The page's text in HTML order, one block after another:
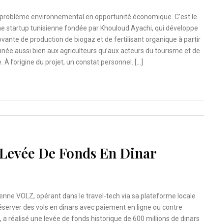
environnemental en opportunité économique. C’est le
startup tunisienne fondée par Khouloud Ayachi, qui développe
de production de biogaz et de fertilisant organique à partir
aussi bien aux agriculteurs qu’aux acteurs du tourisme et de
À l’origine du projet, un constat personnel. […]
De Fonds En Dinar
VOLZ, opérant dans le travel-tech via sa plateforme locale
des vols en dinars avec paiement en ligne ou contre
réalisé une levée de fonds historique de 600 millions de dinars